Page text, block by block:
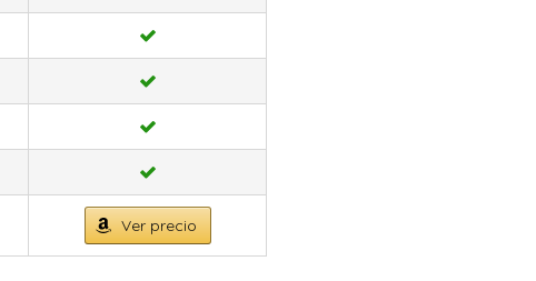
Ver precio